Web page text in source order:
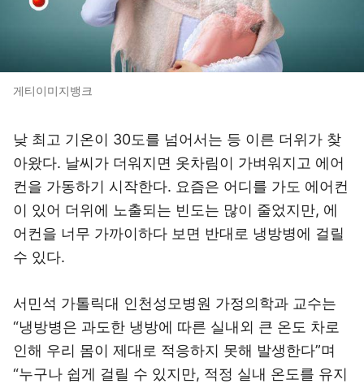
게티이미지뱅크
낮 최고 기온이 30도를 넘어서는 등 이른 더위가 찾
아왔다. 날씨가 더워지면 옷차림이 가벼워지고 에어
컨을 가동하기 시작한다. 요즘은 어디를 가도 에어컨
이 있어 더위에 노출되는 빈도는 많이 줄었지만, 에
어컨을 너무 가까이하다 보면 반대로 냉방병에 걸릴
수 있다.
서민석 가톨릭대 인천성모병원 가정의학과 교수는
“냉방병은 과도한 냉방에 따른 실내외 큰 온도 차로
인해 우리 몸이 제대로 적응하지 못해 발생한다”며
“누구나 쉽게 걸릴 수 있지만, 적정 실내 온도를 유지